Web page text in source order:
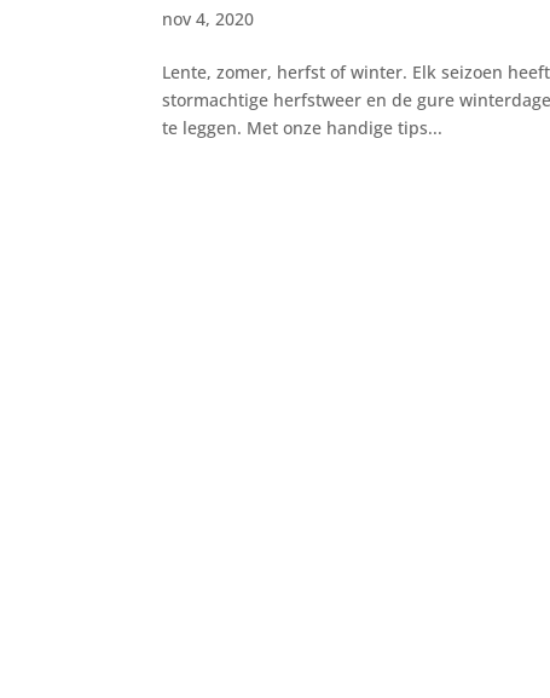
nov 4, 2020
Lente, zomer, herfst of winter. Elk seizoen
stormachtige herfstweer en de gure
te leggen. Met onze handige tips...